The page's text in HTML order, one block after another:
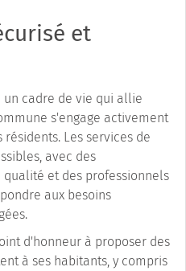
et
un cadre de vie qui allie
s'engage activement
Les services de
avec des
et des professionnels
aux besoins
d'honneur à proposer des
à ses habitants, y compris